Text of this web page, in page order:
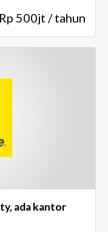
Rp 500jt / tahun
ada kantor